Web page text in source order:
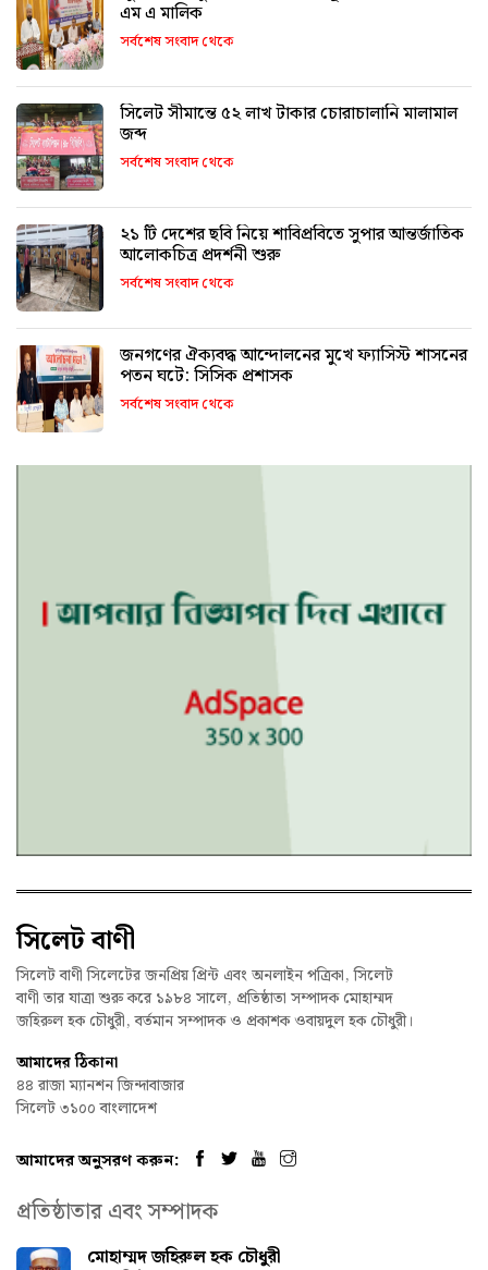
এম এ মালিক
সর্বশেষ সংবাদ থেকে
সিলেট সীমান্তে ৫২ লাখ টাকার চোরাচালানি মালামাল
জব্দ
সর্বশেষ সংবাদ থেকে
২১ টি দেশের ছবি নিয়ে শাবিপ্রবিতে সুপার আন্তর্জাতিক
আলোকচিত্র প্রদর্শনী শুরু
সর্বশেষ সংবাদ থেকে
জনগণের ঐক্যবদ্ধ আন্দোলনের মুখে ফ্যাসিস্ট শাসনের
পতন ঘটে: সিসিক প্রশাসক
সর্বশেষ সংবাদ থেকে
সিলেট বাণী
সিলেট বাণী সিলেটের জনপ্রিয় প্রিন্ট এবং অনলাইন পত্রিকা, সিলেট
বাণী তার যাত্রা শুরু করে ১৯৮৪ সালে, প্রতিষ্ঠাতা সম্পাদক মোহাম্মদ
জহিরুল হক চৌধুরী, বর্তমান সম্পাদক ও প্রকাশক ওবায়দুল হক চৌধুরী।
আমাদের ঠিকানা
৪৪ রাজা ম্যানশন জিন্দাবাজার
সিলেট ৩১০০ বাংলাদেশ
আমাদের অনুসরণ করুন:
প্রতিষ্ঠাতার এবং সম্পাদক
মোহাম্মদ জহিরুল হক চৌধুরী